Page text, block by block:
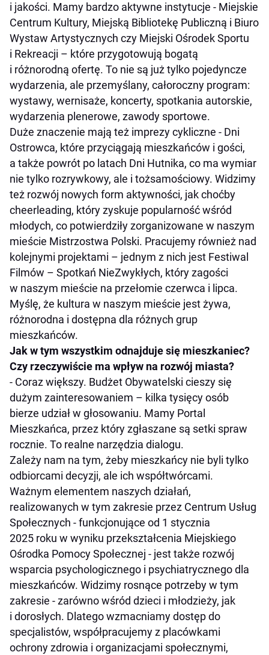
i jakości. Mamy bardzo aktywne instytucje - Miejskie
Centrum Kultury, Miejską Bibliotekę Publiczną i Biuro
Wystaw Artystycznych czy Miejski Ośrodek Sportu
i Rekreacji – które przygotowują bogatą
i różnorodną ofertę. To nie są już tylko pojedyncze
wydarzenia, ale przemyślany, całoroczny program:
wystawy, wernisaże, koncerty, spotkania autorskie,
wydarzenia plenerowe, zawody sportowe.
Duże znaczenie mają też imprezy cykliczne - Dni
Ostrowca, które przyciągają mieszkańców i gości,
a także powrót po latach Dni Hutnika, co ma wymiar
nie tylko rozrywkowy, ale i tożsamościowy. Widzimy
też rozwój nowych form aktywności, jak choćby
cheerleading, który zyskuje popularność wśród
młodych, co potwierdziły zorganizowane w naszym
mieście Mistrzostwa Polski. Pracujemy również nad
kolejnymi projektami – jednym z nich jest Festiwal
Filmów – Spotkań NieZwykłych, który zagości
w naszym mieście na przełomie czerwca i lipca.
Myślę, że kultura w naszym mieście jest żywa,
różnorodna i dostępna dla różnych grup
mieszkańców.
Jak w tym wszystkim odnajduje się mieszkaniec?
Czy rzeczywiście ma wpływ na rozwój miasta?
- Coraz większy. Budżet Obywatelski cieszy się
dużym zainteresowaniem – kilka tysięcy osób
bierze udział w głosowaniu. Mamy Portal
Mieszkańca, przez który zgłaszane są setki spraw
rocznie. To realne narzędzia dialogu.
Zależy nam na tym, żeby mieszkańcy nie byli tylko
odbiorcami decyzji, ale ich współtwórcami.
Ważnym elementem naszych działań,
realizowanych w tym zakresie przez Centrum Usług
Społecznych - funkcjonujące od 1 stycznia
2025 roku w wyniku przekształcenia Miejskiego
Ośrodka Pomocy Społecznej - jest także rozwój
wsparcia psychologicznego i psychiatrycznego dla
mieszkańców. Widzimy rosnące potrzeby w tym
zakresie - zarówno wśród dzieci i młodzieży, jak
i dorosłych. Dlatego wzmacniamy dostęp do
specjalistów, współpracujemy z placówkami
ochrony zdrowia i organizacjami społecznymi,